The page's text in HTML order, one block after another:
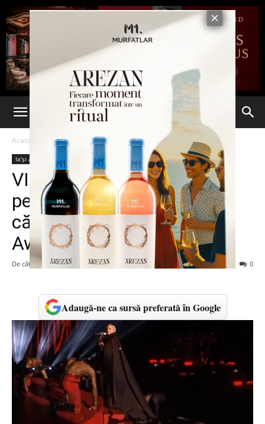
Acasă Ia'și arată bine Vedete
Ia'și arată bine
VIDEO. Moment penibil
pentru Madonna! Vedeta a
căzut pe scenă la Brit
Awards
De către 7est - 26 februarie 2015 0
Adaugă-ne ca sursă preferată în Google